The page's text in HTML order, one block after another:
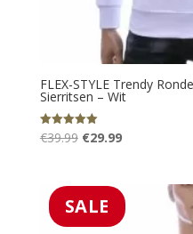
FLEX-STYLE Trendy
Sierritsen – Wit
Gewaardeerd
5.00
€39.99 Oorspronkelijke
€39.99.
€29.99Huidige
€29.99.
SALE